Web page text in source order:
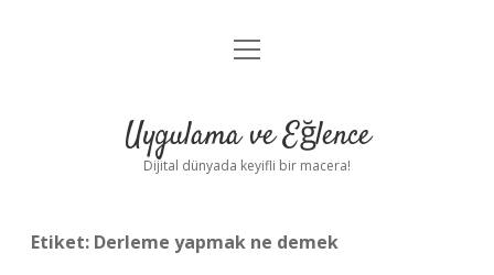
Anasayfa
Yasal Uyarı
menüyü
Uygulama ve Eğlence
Dijital dünyada keyifli bir macera!
Etiket: Derleme yapmak ne demek